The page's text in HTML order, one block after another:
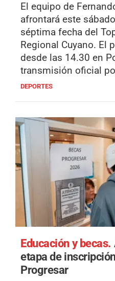
El equipo de
afrontará este
séptima fecha del
Regional Cuyano. El
desde las 14.30 en
transmisión oficial
DEPORTES
Educación y becas.
etapa de
Progresar